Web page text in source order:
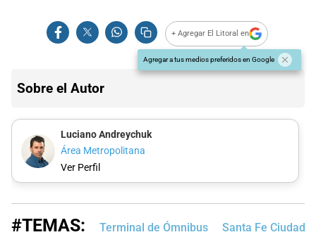
+ Agregar El Litoral en
Agregar a tus medios preferidos en Google
Sobre el Autor
Luciano Andreychuk
Área Metropolitana
Ver Perfil
#TEMAS: Terminal de Ómnibus Santa Fe Ciudad